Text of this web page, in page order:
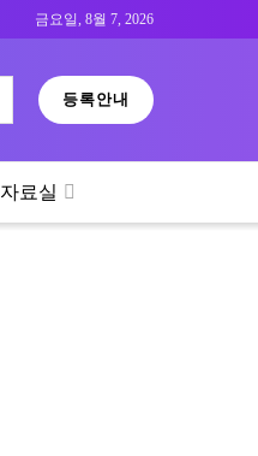
금요일, 8월 7, 2026
등록안내
자료실